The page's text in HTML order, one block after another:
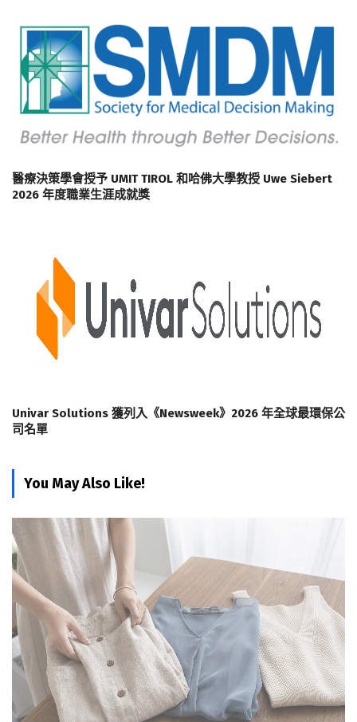
醫療決策學會授予 UMIT TIROL 和哈佛大學教授 Uwe Siebert
2026 年度職業生涯成就獎
Univar Solutions 獲列入《Newsweek》2026 年全球最環保公
司名單
You May Also Like!